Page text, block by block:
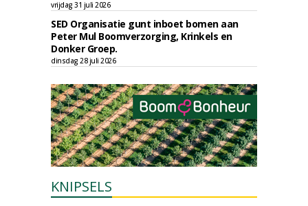
vrijdag 31 juli 2026
SED Organisatie gunt inboet bomen aan
Peter Mul Boomverzorging, Krinkels en
Donker Groep.
dinsdag 28 juli 2026
KNIPSELS